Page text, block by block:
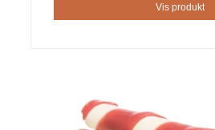
Vis produkt